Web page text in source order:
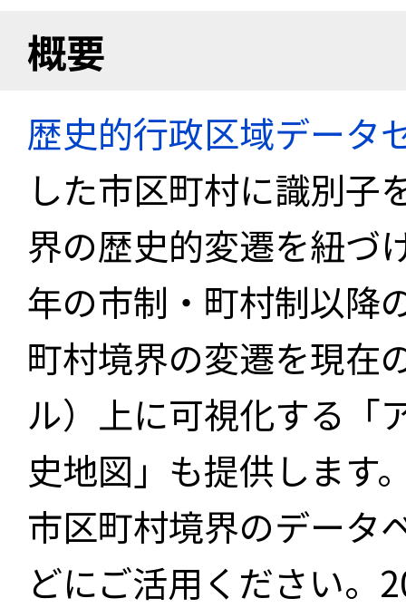
概要
歴史的行政区域データ
した市区町村に識別子
界の歴史的変遷を紐づ
年の市制・町村制以降
町村境界の変遷を現在
ル）上に可視化する「
史地図」も提供します
市区町村境界のデータ
どにご活用ください。